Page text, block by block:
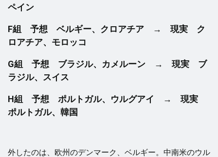
ペイン
F組 予想 ベルギー、クロアチア → 現実 ク
ロアチア、モロッコ
G組 予想 ブラジル、カメルーン → 現実 ブ
ラジル、スイス
H組 予想 ポルトガル、ウルグアイ → 現実
ポルトガル、韓国
外したのは、欧州のデンマーク、ベルギー。中南米のウル